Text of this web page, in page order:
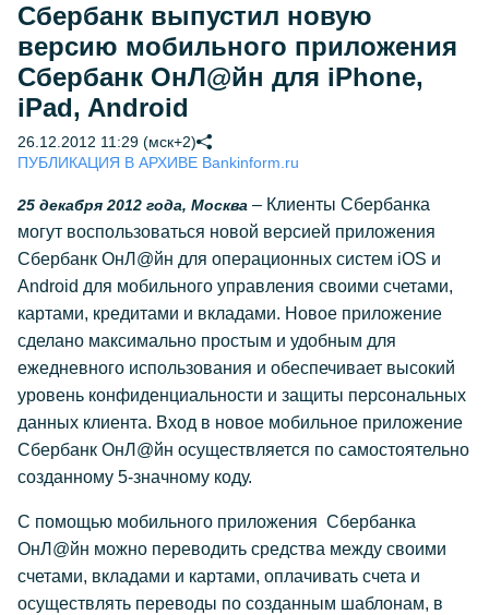
Сбербанк выпустил новую
версию мобильного приложения
Сбербанк ОнЛ@йн для iРhone,
iРad, Android
26.12.2012 11:29 (мск+2)
ПУБЛИКАЦИЯ В АРХИВЕ Bankinform.ru
25 декабря 2012 года, Москва – Клиенты Сбербанка
могут воспользоваться новой версией приложения
Сбербанк ОнЛ@йн для операционных систем iOS и
Android для мобильного управления своими счетами,
картами, кредитами и вкладами. Новое приложение
сделано максимально простым и удобным для
ежедневного использования и обеспечивает высокий
уровень конфиденциальности и защиты персональных
данных клиента. Вход в новое мобильное приложение
Сбербанк ОнЛ@йн осуществляется по самостоятельно
созданному 5-значному коду.
С помощью мобильного приложения Сбербанка
ОнЛ@йн можно переводить средства между своими
счетами, вкладами и картами, оплачивать счета и
осуществлять переводы по созданным шаблонам, в